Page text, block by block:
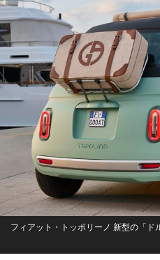
フィアット・トッポリーノ 新型の「ド